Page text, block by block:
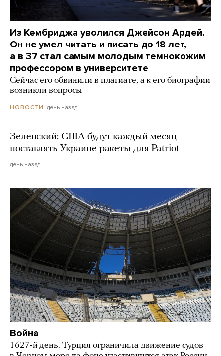
Из Кембриджа уволился Джейсон Ардей.
Он не умел читать и писать до 18 лет,
а в 37 стал самым молодым темнокожим
профессором в университете
Сейчас его обвинили в плагиате, а к его биографии
возникли вопросы
НОВОСТИ день назад
Зеленский: США будут каждый месяц
поставлять Украине ракеты для Patriot
день назад
Война
1627-й день. Турция ограничила движение судов